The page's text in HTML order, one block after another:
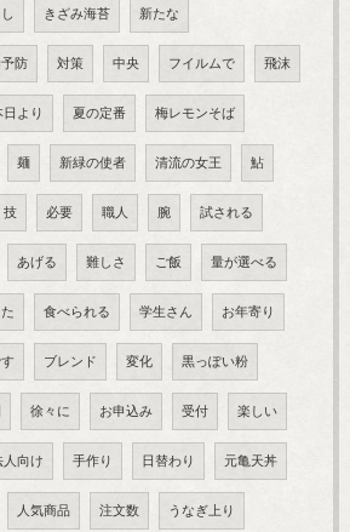
きざみ海苔 新たな
防 対策 中央 フイルムで 飛沫
日より 夏の定番 梅レモンそば
麺 新緑の使者 清流の女王 鮎
技 必要 職人 腕 試される
あげる 難しさ ご飯 量が選べる
食べられる 学生さん お年寄り
す ブレンド 変化 黒っぽい粉
徐々に お申込み 受付 楽しい
人向け 手作り 日替わり 元亀天丼
人気商品 注文数 うなぎ上り